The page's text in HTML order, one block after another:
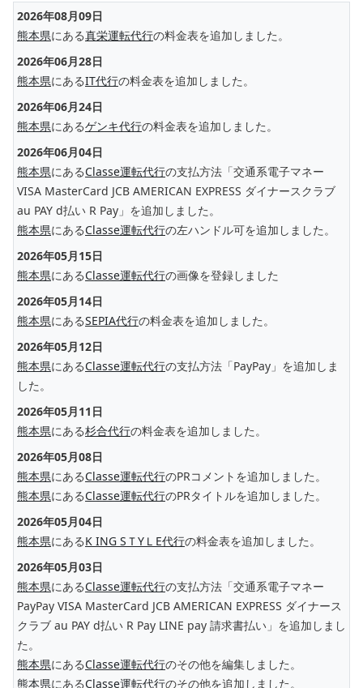
2026年08月09日
熊本県にある真栄運転代行の料金表を追加しました。
2026年06月28日
熊本県にあるIT代行の料金表を追加しました。
2026年06月24日
熊本県にあるゲンキ代行の料金表を追加しました。
2026年06月04日
熊本県にあるClasse運転代行の支払方法「交通系電子マネー
VISA MasterCard JCB AMERICAN EXPRESS ダイナースクラブ
au PAY d払い R Pay」を追加しました。
熊本県にあるClasse運転代行の左ハンドル可を追加しました。
2026年05月15日
熊本県にあるClasse運転代行の画像を登録しました
2026年05月14日
熊本県にあるSEPIA代行の料金表を追加しました。
2026年05月12日
熊本県にあるClasse運転代行の支払方法「PayPay」を追加しま
した。
2026年05月11日
熊本県にある杉合代行の料金表を追加しました。
2026年05月08日
熊本県にあるClasse運転代行のPRコメントを追加しました。
熊本県にあるClasse運転代行のPRタイトルを追加しました。
2026年05月04日
熊本県にあるK ING SＴYＬE代行の料金表を追加しました。
2026年05月03日
熊本県にあるClasse運転代行の支払方法「交通系電子マネー
PayPay VISA MasterCard JCB AMERICAN EXPRESS ダイナース
クラブ au PAY d払い R Pay LINE pay 請求書払い」を追加しまし
た。
熊本県にあるClasse運転代行のその他を編集しました。
熊本県にあるClasse運転代行のその他を追加しました。